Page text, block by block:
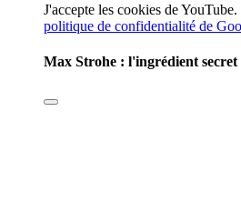
J'accepte les cookies de
politique de confidentialité de
Max Strohe : l'ingrédient